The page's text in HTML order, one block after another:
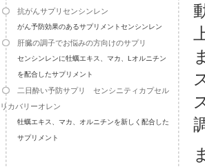
抗がんサプリセンシンレン
がん予防効果のあるサプリメントセンシンレン
肝臓の調子でお悩みの方向けのサプリ
センシンレンに牡蠣エキス、マカ、Lオルニチン
を配合したサプリメント
二日酔い予防サプリ センシニティカプセル
リカバリーオレン
牡蠣エキス、マカ、オルニチンを新しく配合した
サプリメント